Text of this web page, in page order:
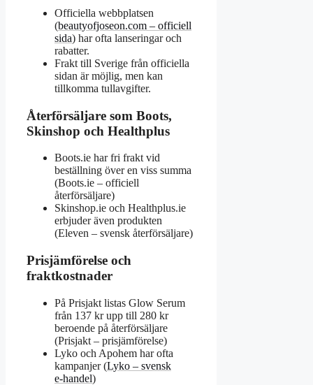
Officiella webbplatsen
(beautyofjoseon.com – officiell
sida) har ofta lanseringar och
rabatter.
Frakt till Sverige från officiella
sidan är möjlig, men kan
tillkomma tullavgifter.
Återförsäljare som Boots,
Skinshop och Healthplus
Boots.ie har fri frakt vid
beställning över en viss summa
(Boots.ie – officiell
återförsäljare)
Skinshop.ie och Healthplus.ie
erbjuder även produkten
(Eleven – svensk återförsäljare)
Prisjämförelse och
fraktkostnader
På Prisjakt listas Glow Serum
från 137 kr upp till 280 kr
beroende på återförsäljare
(Prisjakt – prisjämförelse)
Lyko och Apohem har ofta
kampanjer (Lyko – svensk
e‑handel)